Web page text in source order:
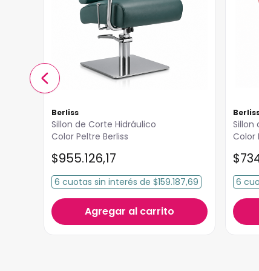
Berliss
Sillon de Corte Hidráulico
Color Peltre Berliss
$955.126,17
6 cuotas sin interés de $159.187,69
Agregar al carrito
Sillon
Color
$
6